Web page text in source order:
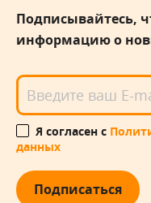
Подписывайтесь,
информацию о
Я согласен с
данных
Подписаться